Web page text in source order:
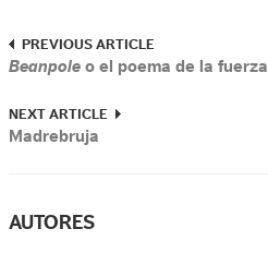
PREVIOUS ARTICLE
Beanpole o el poema de la fuerza
NEXT ARTICLE
Madrebruja
AUTORES